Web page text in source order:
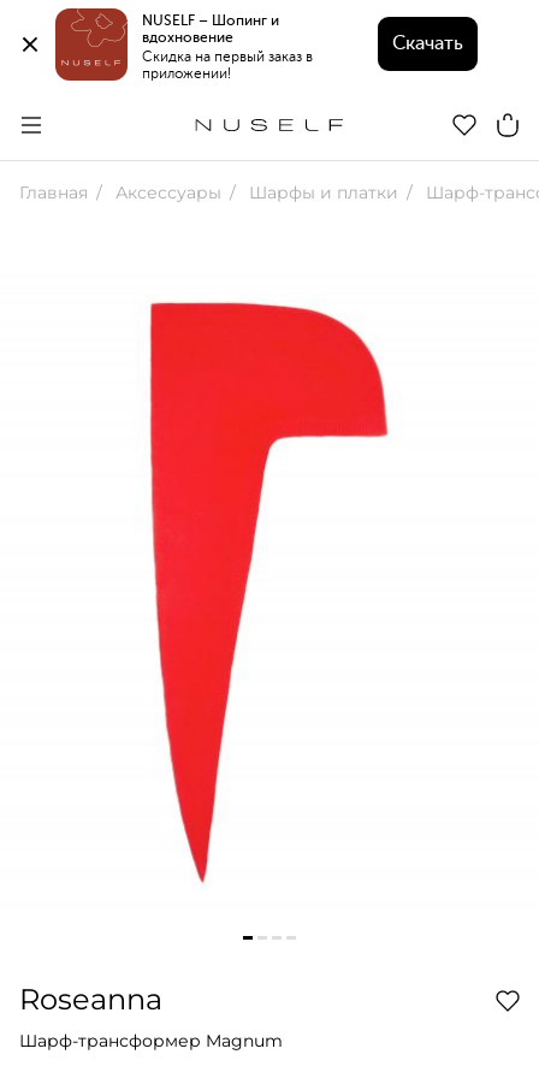
NUSELF – Шопинг и
вдохновение
Скидка на первый заказ в
приложении!
Скачать
Главная Аксессуары Шарфы и платки Шарф-
Roseanna
Шарф-трансформер Magnum